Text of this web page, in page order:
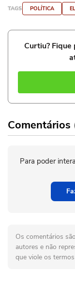
TAGS POLÍTICA
Curtiu?
Comentários
Para poder
Os comentários
autores e não
que viole os